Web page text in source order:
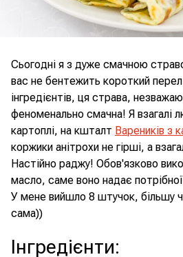
Сьогодні я з дуже смачною
вас не бентежить короткий
інгредієнтів, ця страва,
феноменально смачна! Я взагалі
картоплі, на кшталт Вареників з
коржики анітрохи не гірші, а
Настійно раджу! Обов'язково
масло, саме воно надає
У мене вийшло 8 штучок, більшу
сама))
Інгредієнти: